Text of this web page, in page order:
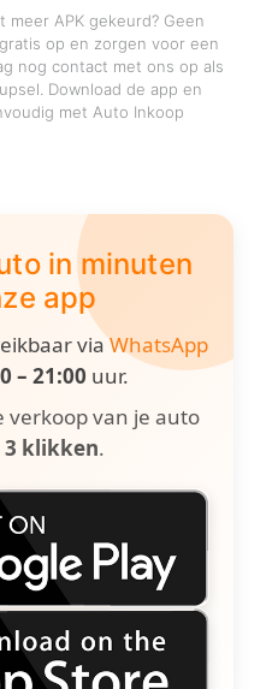
APK gekeurd? Geen
op en zorgen voor een
nog contact met ons op als
Download de app en
met Auto Inkoop
in minuten
app
viaWhatsApp
– 21:00 uur.
verkoop van je auto
3 klikken.